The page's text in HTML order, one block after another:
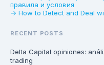
правила и условия
→ How to Detect and Deal
RECENT POSTS
Delta Capital opiniones:
trading